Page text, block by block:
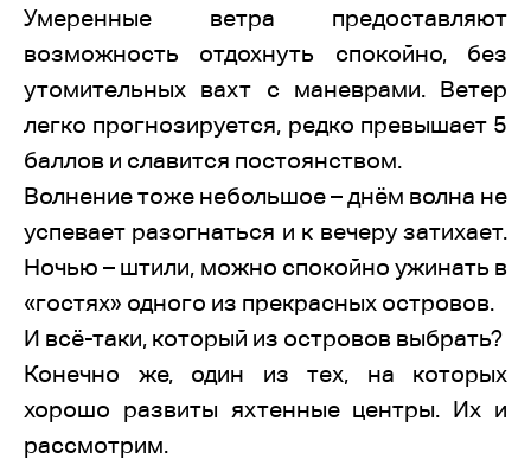
Умеренные ветра предоставляют
возможность отдохнуть спокойно, без
утомительных вахт с маневрами. Ветер
легко прогнозируется, редко превышает 5
баллов и славится постоянством.
Волнение тоже небольшое – днём волна не
успевает разогнаться и к вечеру затихает.
Ночью – штили, можно спокойно ужинать в
«гостях» одного из прекрасных островов.
И всё-таки, который из островов выбрать?
Конечно же, один из тех, на которых
хорошо развиты яхтенные центры. Их и
рассмотрим.